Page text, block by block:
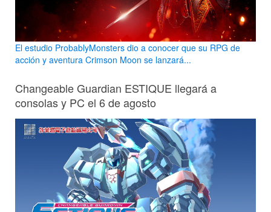
El estudio ProbablyMonsters dio a conocer que su RPG de
acción y aventura Crimson Moon se lanzará...
Changeable Guardian ESTIQUE llegará a
consolas y PC el 6 de agosto